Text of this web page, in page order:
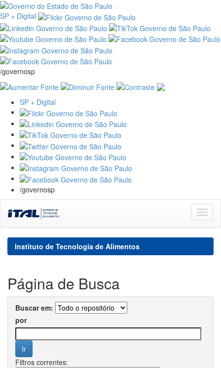
SP + Digital
/governosp
SP + Digital
/governosp
navigation
Instituto de Tecnologia de Alimentos
Página de Busca
Buscar em:
por
Filtros correntes: